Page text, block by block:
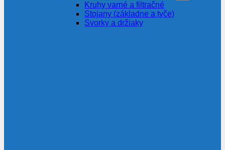
Kruhy varné a filtračné
Stojany (základne a tyče)
Svorky a držiaky